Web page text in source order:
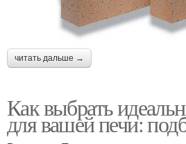
читать дальше →
Как выбрать
для вашей печи: